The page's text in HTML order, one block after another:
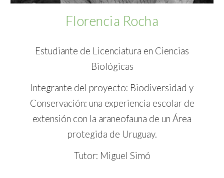
Florencia Rocha
Estudiante de Licenciatura en Ciencias
Biológicas
Integrante del proyecto: Biodiversidad y
Conservación: una experiencia escolar de
extensión con la araneofauna de un Área
protegida de Uruguay.
Tutor: Miguel Simó